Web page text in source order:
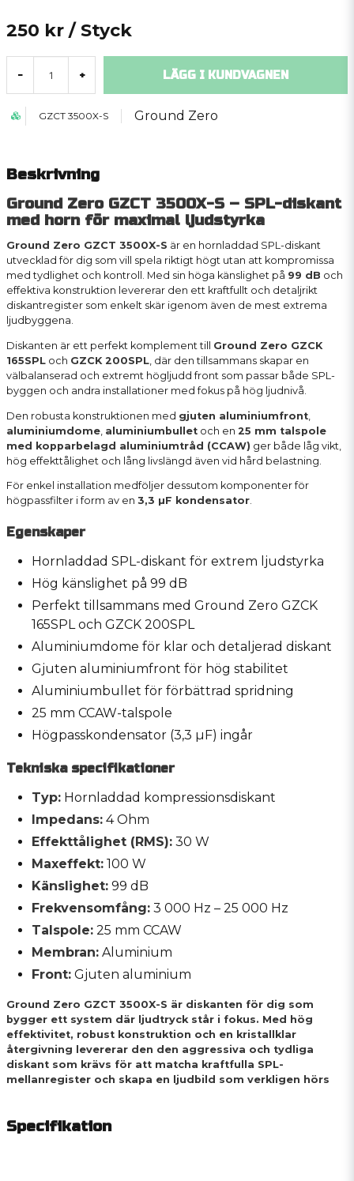
250 kr / Styck
- + LÄGG I KUNDVAGNEN
GZCT 3500X-S Ground Zero
Beskrivning
Ground Zero GZCT 3500X-S – SPL-diskant
med horn för maximal ljudstyrka
Ground Zero GZCT 3500X-S är en hornladdad SPL-diskant
utvecklad för dig som vill spela riktigt högt utan att kompromissa
med tydlighet och kontroll. Med sin höga känslighet på 99 dB och
effektiva konstruktion levererar den ett kraftfullt och detaljrikt
diskantregister som enkelt skär igenom även de mest extrema
ljudbyggena.
Diskanten är ett perfekt komplement till Ground Zero GZCK
165SPL och GZCK 200SPL , där den tillsammans skapar en
välbalanserad och extremt högljudd front som passar både SPL-
byggen och andra installationer med fokus på hög ljudnivå.
Den robusta konstruktionen med gjuten aluminiumfront
aluminiumdome aluminiumbullet och en 25 mm talspole
med kopparbelagd aluminiumtråd (CCAW) ger både låg vikt,
hög effekttålighet och lång livslängd även vid hård belastning.
För enkel installation medföljer dessutom komponenter för
högpassfilter i form av en 3,3 µF kondensator.
Egenskaper
Hornladdad SPL-diskant för extrem ljudstyrka
Hög känslighet på 99 dB
Perfekt tillsammans med Ground Zero GZCK
165SPL och GZCK 200SPL
Aluminiumdome för klar och detaljerad diskant
Gjuten aluminiumfront för hög stabilitet
Aluminiumbullet för förbättrad spridning
25 mm CCAW-talspole
Högpasskondensator (3,3 µF) ingår
Tekniska specifikationer
Typ: Hornladdad kompressionsdiskant
Impedans: 4 Ohm
Effekttålighet (RMS): 30 W
Maxeffekt: 100 W
Känslighet: 99 dB
Frekvensomfång: 3 000 Hz – 25 000 Hz
Talspole: 25 mm CCAW
Membran: Aluminium
Front: Gjuten aluminium
Ground Zero GZCT 3500X-S är diskanten för dig som
bygger ett system där ljudtryck står i fokus. Med hög
effektivitet, robust konstruktion och en kristallklar
återgivning levererar den den aggressiva och tydliga
diskant som krävs för att matcha kraftfulla SPL-
mellanregister och skapa en ljudbild som verkligen hörs
Specifikation